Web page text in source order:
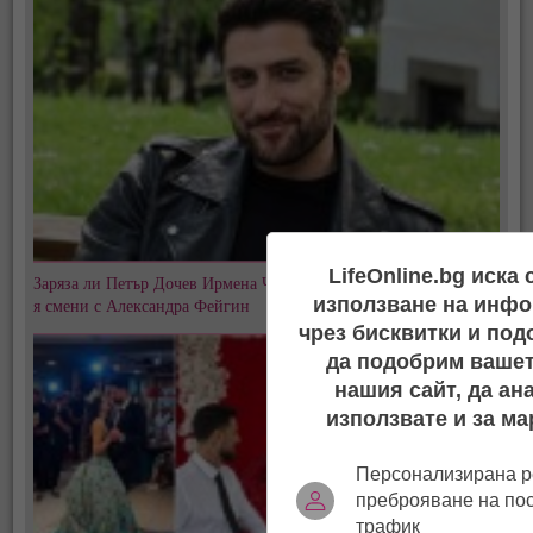
Заряза ли Петър Дочев Ирмена Чичикова? След 8 години любов
я смени с Александра Фейгин
LifeOnline.bg иска
използване на
чрез бисквитки и
да подобрим
нашия сайт, да
използвате и за
Персонализирана
преброяване на
трафик